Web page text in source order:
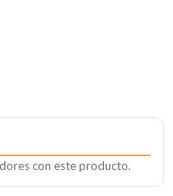
con este producto.